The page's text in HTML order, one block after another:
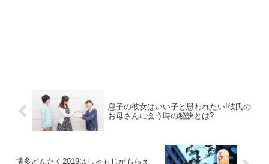
息子の彼女はいい子と思われたい!彼氏の
お母さんに会う時の秘訣とは?
博多どんたく2019はしゃもじがもらえ